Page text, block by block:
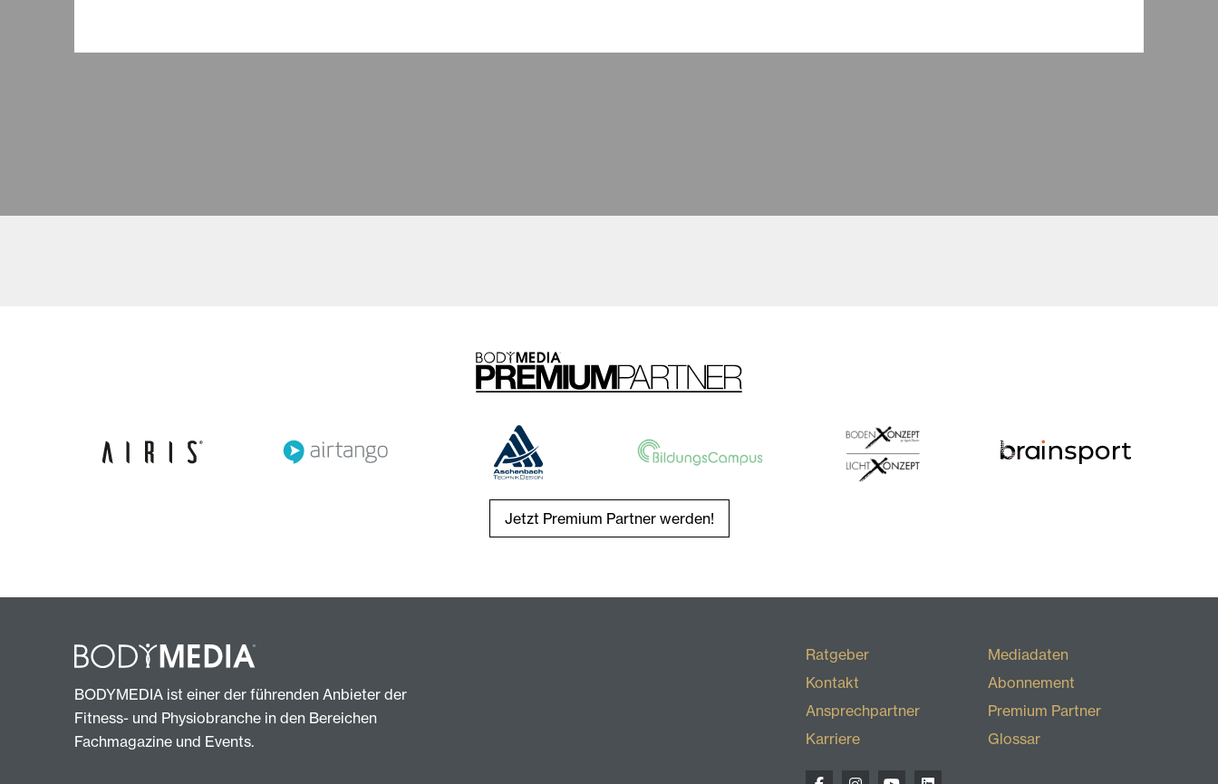
Jetzt Premium Partner werden!
BODYMEDIA ist einer der führenden Anbieter der
Fitness- und Physiobranche in den Bereichen
Fachmagazine und Events.
Ratgeber
Kontakt
Ansprechpartner
Karriere
Mediadaten
Abonnement
Premium Partner
Glossar